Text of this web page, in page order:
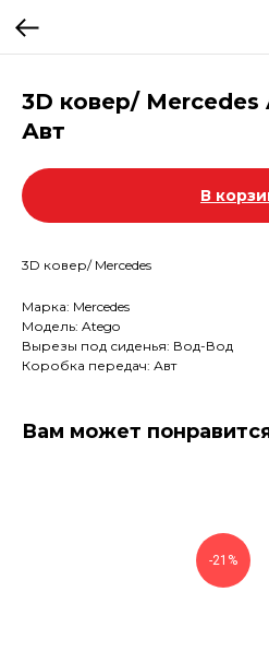
3D ковер/
Авт
В
3D ковер/ Mercedes
Марка: Mercedes
Модель: Atego
Вырезы под сиденья: Вод-Вод
Коробка передач: Авт
Вам может
-21%